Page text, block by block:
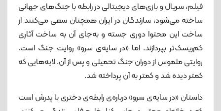
فیلم، سریال و بازی‌های دیجیتالی در رابطه با جنگ‌های جهانی
ساخته می‌شود، سازندگان در ایران همچنان سعی می‌کنند از
ساخت این محتوا دوری جسته و به‌جای آن به ساخت آثاری
کم‌ریسک‌تر بپردازند. اما «در سایه‌ی سرو» روایت جنگ است.
روایتی ملموس از دوران جنگ تحمیلی و پس از آن. لایه‌هایی که
کمتر دیده شد و کمتر به آن پرداخته شد.
داستان «در سایه‌ی سرو» درباره‌ی رابطه‌ی دختری با پدرش است